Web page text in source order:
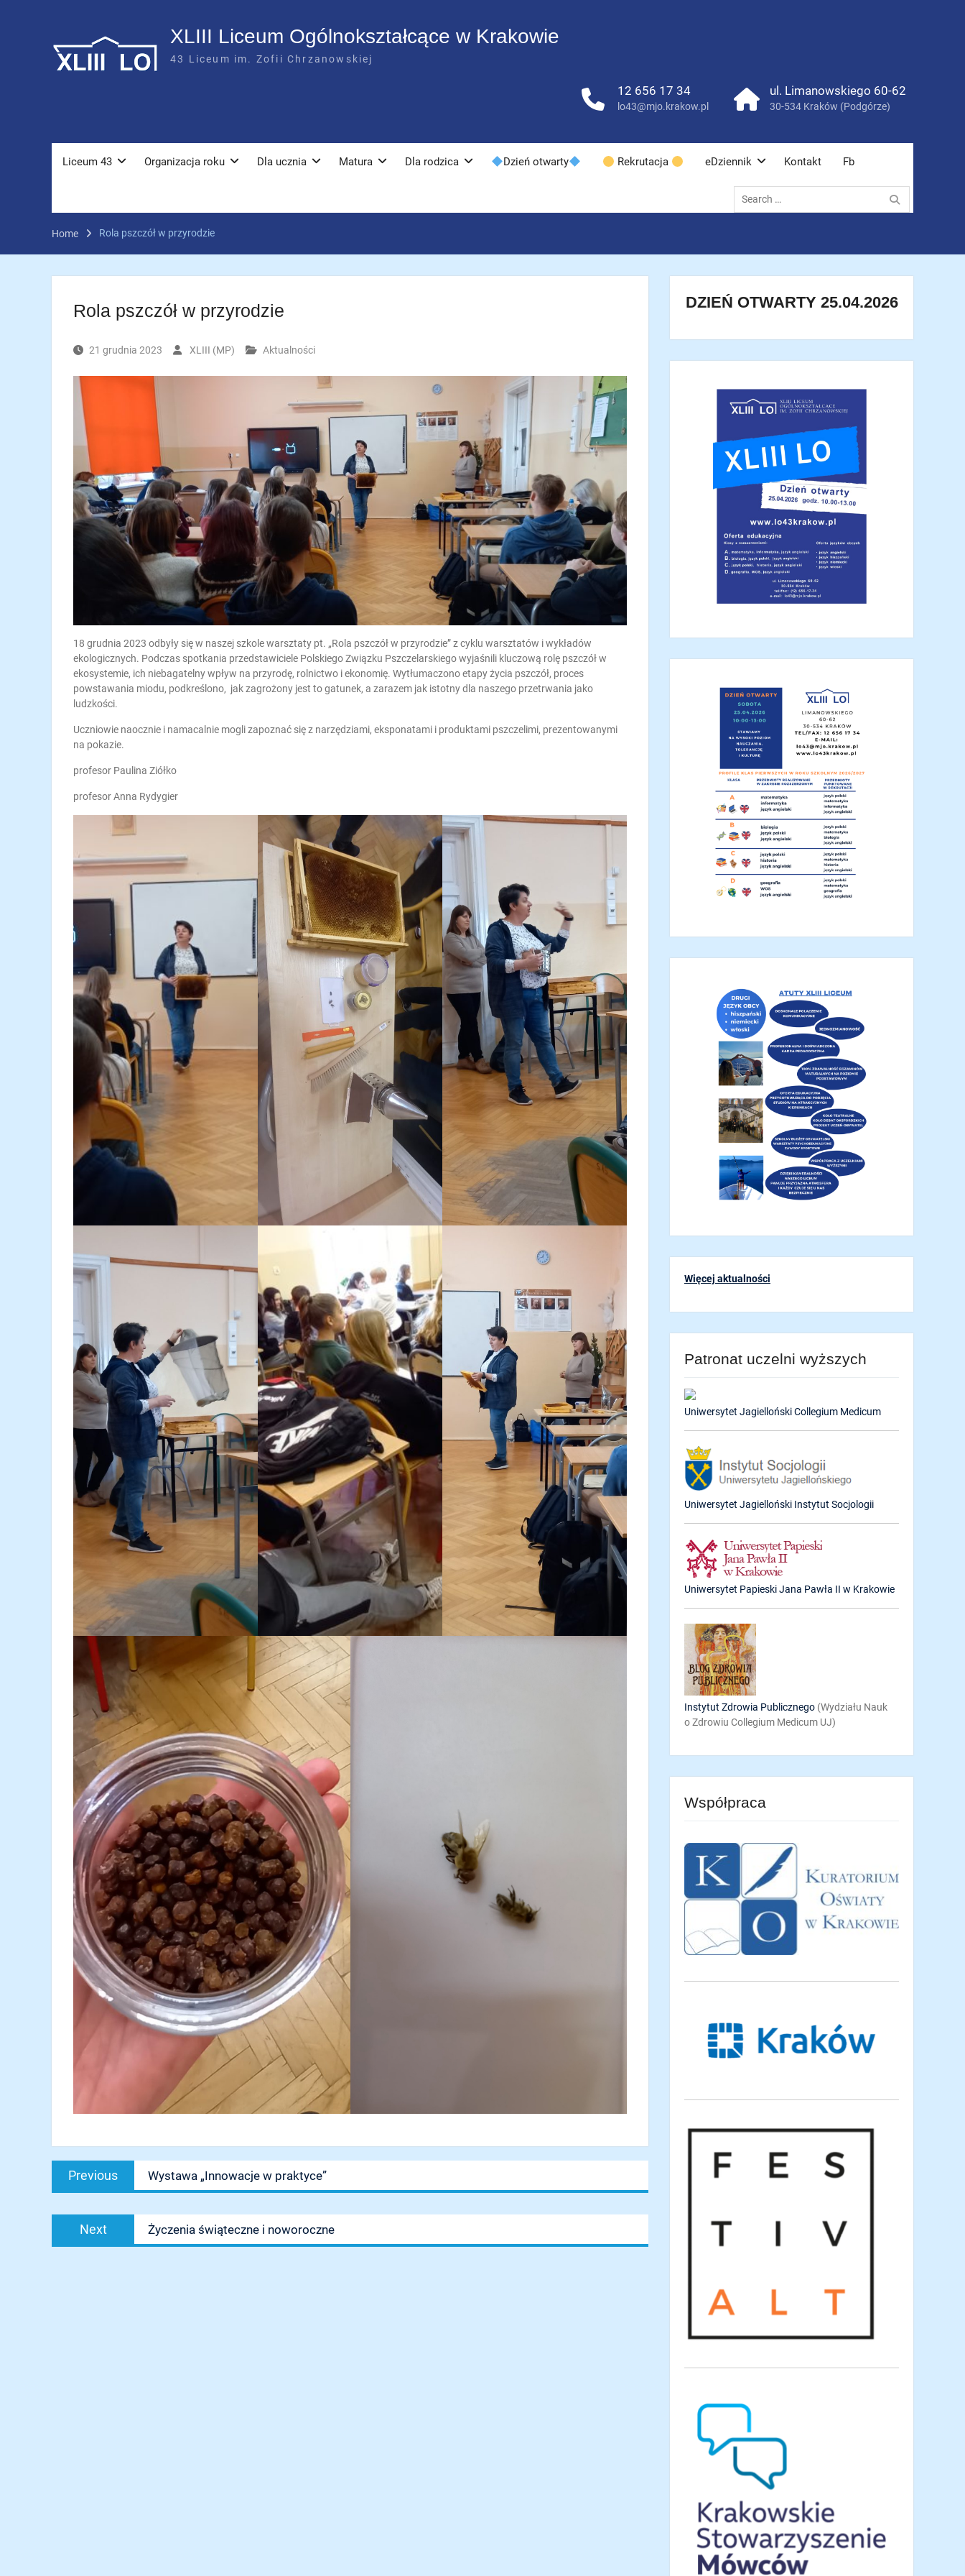
XLIII Liceum Ogólnokształcące w Krakowie
43 Liceum im. Zofii Chrzanowskiej
12 656 17 34
lo43@mjo.krakow.pl
ul. Limanowskiego 60-62
30-534 Kraków (Podgórze)
Liceum 43 Organizacja roku Dla ucznia Matura Dla rodzica Dzień otwarty Rekrutacja eDziennik Kontakt Fb
Search
for:
Home Rola pszczół w przyrodzie
Rola pszczół w przyrodzie
21 grudnia 2023 XLIII (MP) Aktualności
18 grudnia 2023 odbyły się w naszej szkole warsztaty pt. „Rola pszczół w przyrodzie” z cyklu warsztatów i wykładów
ekologicznych. Podczas spotkania przedstawiciele Polskiego Związku Pszczelarskiego wyjaśnili kluczową rolę pszczół w
ekosystemie, ich niebagatelny wpływ na przyrodę, rolnictwo i ekonomię. Wytłumaczono etapy życia pszczół, proces
powstawania miodu, podkreślono, jak zagrożony jest to gatunek, a zarazem jak istotny dla naszego przetrwania jako
ludzkości.
Uczniowie naocznie i namacalnie mogli zapoznać się z narzędziami, eksponatami i produktami pszczelimi, prezentowanymi
na pokazie.
profesor Paulina Ziółko
profesor Anna Rydygier
Nawigacja
wpisu
Previous
post:
Wystawa „Innowacje w praktyce”
Next
Next
post:
Życzenia świąteczne i noworoczne
DZIEŃ OTWARTY 25.04.2026
Więcej aktualności
Patronat uczelni wyższych
Uniwersytet Jagielloński Collegium Medicum
Uniwersytet Jagielloński Instytut Socjologii
Uniwersytet Papieski Jana Pawła II w Krakowie
Instytut Zdrowia Publicznego (Wydziału Nauk
o Zdrowiu Collegium Medicum UJ)
Współpraca